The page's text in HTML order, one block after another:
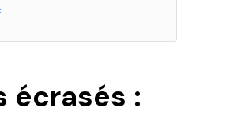
écrasés :